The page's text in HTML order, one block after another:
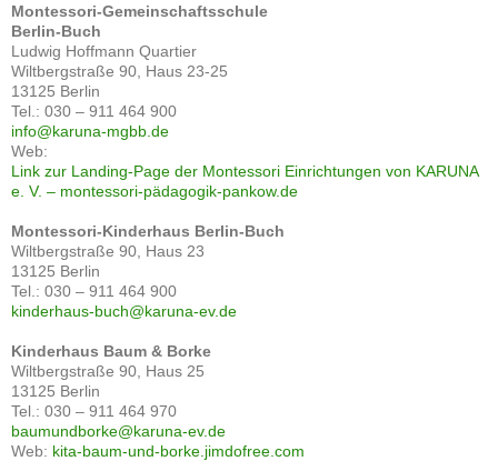
Montessori-Gemeinschaftsschule
Berlin-Buch
Ludwig Hoffmann Quartier
Wiltbergstraße 90, Haus 23-25
13125 Berlin
Tel.: 030 – 911 464 900
info@karuna-mgbb.de
Web:
Link zur Landing-Page der Montessori Einrichtungen von KARUNA
e. V. – montessori-pädagogik-pankow.de
Montessori-Kinderhaus Berlin-Buch
Wiltbergstraße 90, Haus 23
13125 Berlin
Tel.: 030 – 911 464 900
kinderhaus-buch@karuna-ev.de
Kinderhaus Baum & Borke
Wiltbergstraße 90, Haus 25
13125 Berlin
Tel.: 030 – 911 464 970
baumundborke@karuna-ev.de
Web: kita-baum-und-borke.jimdofree.com